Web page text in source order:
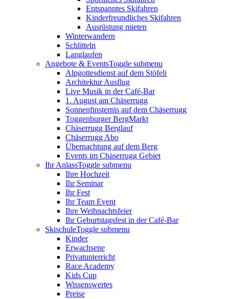
Entspanntes Skifahren
Kinderfreundliches Skifahren
Ausrüstung mieten
Winterwandern
Schlitteln
Langlaufen
Angebote & EventsToggle submenu
Alpgottesdienst auf dem Stöfeli
Architektur Ausflug
Live Musik in der Café-Bar
1. August am Chäserrugg
Sonnenfinsternis auf dem Chäserrugg
Toggenburger BergMarkt
Chäserrugg Berglauf
Chäserrugg Abo
Übernachtung auf dem Berg
Events im Chäserrugg Gebiet
Ihr AnlassToggle submenu
Ihre Hochzeit
Ihr Seminar
Ihr Fest
Ihr Team Event
Ihre Weihnachtsfeier
Ihr Geburtstagsfest in der Café-Bar
SkischuleToggle submenu
Kinder
Erwachsene
Privatunterricht
Race Academy
Kids Cup
Wissenswertes
Preise